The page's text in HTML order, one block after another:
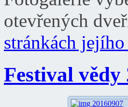
otevřených
stránkách
Festival vědy